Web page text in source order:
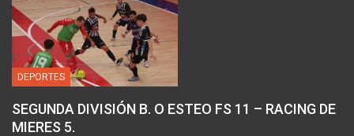
DEPORTES
SEGUNDA DIVISIÓN B. O ESTEO FS 11 – RACING DE
MIERES 5.